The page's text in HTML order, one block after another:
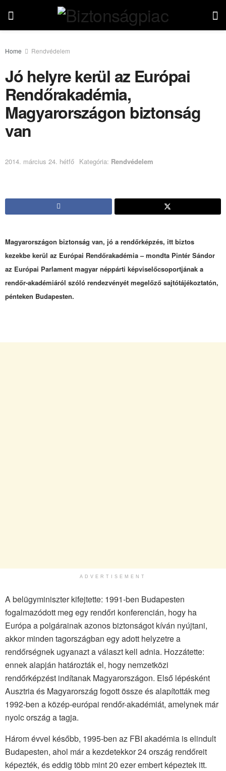
Home Rendvédelem
Jó helyre kerül az Európai
Rendőrakadémia,
Magyarországon biztonság
van
2014. március 24. hétfő Kategória: Rendvédelem
Magyarországon biztonság van, jó a rendőrképzés, itt biztos
kezekbe kerül az Európai Rendőrakadémia – mondta Pintér Sándor
az Európai Parlament magyar néppárti képviselőcsoportjának a
rendőr-akadémiáról szóló rendezvényét megelőző sajtótájékoztatón,
pénteken Budapesten.
ADVERTISEMENT
A belügyminiszter kifejtette: 1991-ben Budapesten
fogalmazódott meg egy rendőri konferencián, hogy ha
Európa a polgárainak azonos biztonságot kíván nyújtani,
akkor minden tagországban egy adott helyzetre a
rendőrségnek ugyanazt a választ kell adnia. Hozzátette:
ennek alapján határozták el, hogy nemzetközi
rendőrképzést indítanak Magyarországon. Első lépésként
Ausztria és Magyarország fogott össze és alapították meg
1992-ben a közép-európai rendőr-akadémiát, amelynek már
nyolc ország a tagja.
Három évvel később, 1995-ben az FBI akadémia is elindult
Budapesten, ahol már a kezdetekkor 24 ország rendőreit
képezték, és eddig több mint 20 ezer embert képeztek itt.